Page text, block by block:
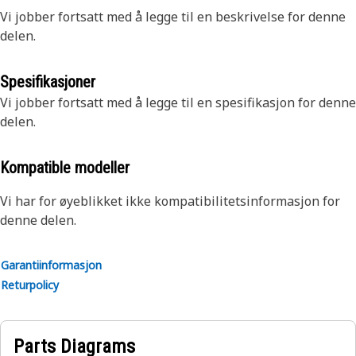
Vi jobber fortsatt med å legge til en beskrivelse for denne
delen.
Spesifikasjoner
Vi jobber fortsatt med å legge til en spesifikasjon for denne
delen.
Kompatible modeller
Vi har for øyeblikket ikke kompatibilitetsinformasjon for
denne delen.
Garantiinformasjon
Returpolicy
Parts Diagrams